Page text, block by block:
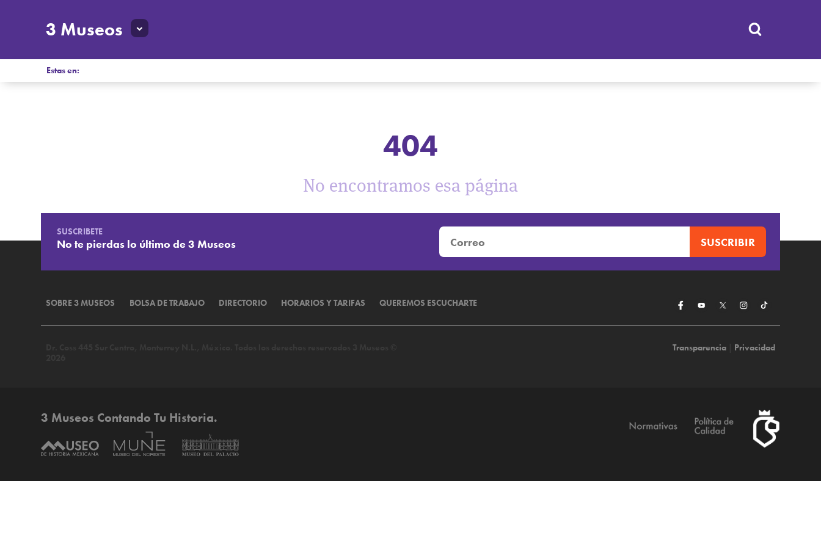
3 Museos
Estas en:
404
No encontramos esa página
SUSCRIBETE
No te pierdas lo último de 3 Museos
SOBRE 3 MUSEOS BOLSA DE TRABAJO DIRECTORIO HORARIOS Y TARIFAS QUEREMOS ESCUCHARTE
Transparencia| Privacidad
3 Museos Contando Tu Historia.